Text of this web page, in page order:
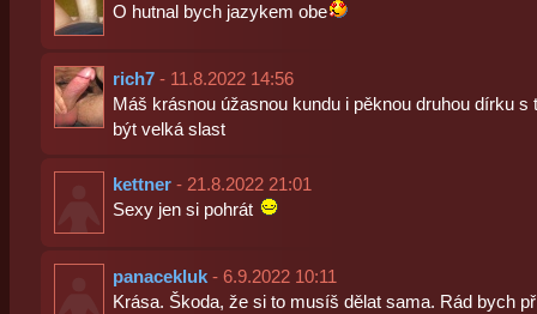
O hutnal bych jazykem obe
rich7- 11.8.2022 14:56
Máš krásnou úžasnou kundu i pěknou druhou dírku s
být velká slast
kettner- 21.8.2022 21:01
Sexy jen si pohrát
panacekluk- 6.9.2022 10:11
Krása. Škoda, že si to musíš dělat sama. Rád bych